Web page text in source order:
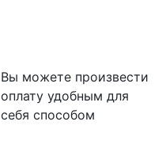
Вы можете произвести
оплату удобным для
себя способом